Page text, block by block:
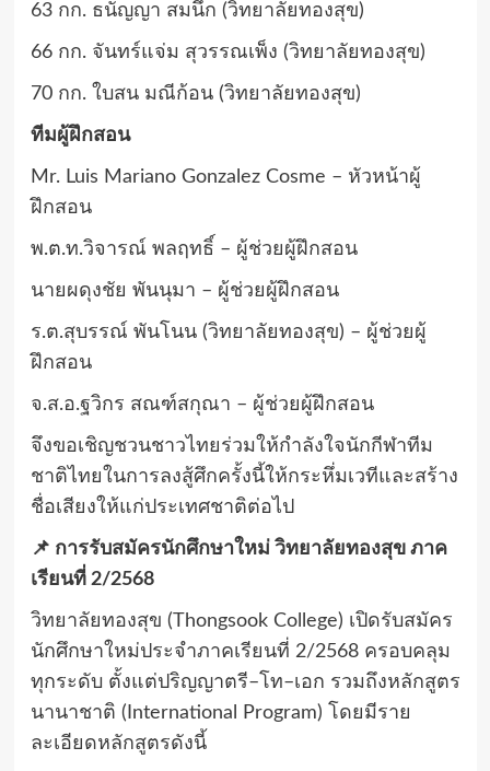
63 กก. ธนัญญา สมนึก (วิทยาลัยทองสุข)
66 กก. จันทร์แจ่ม สุวรรณเพ็ง (วิทยาลัยทองสุข)
70 กก. ใบสน มณีก้อน (วิทยาลัยทองสุข)
ทีมผู้ฝึกสอน
Mr. Luis Mariano Gonzalez Cosme – หัวหน้าผู้
ฝึกสอน
พ.ต.ท.วิจารณ์ พลฤทธิ์ – ผู้ช่วยผู้ฝึกสอน
นายผดุงชัย พันนุมา – ผู้ช่วยผู้ฝึกสอน
ร.ต.สุบรรณ์ พันโนน (วิทยาลัยทองสุข) – ผู้ช่วยผู้
ฝึกสอน
จ.ส.อ.ฐวิกร สณฑ์สกุณา – ผู้ช่วยผู้ฝึกสอน
จึงขอเชิญชวนชาวไทยร่วมให้กำลังใจนักกีฬาทีม
ชาติไทยในการลงสู้ศึกครั้งนี้ให้กระหึ่มเวทีและสร้าง
ชื่อเสียงให้แก่ประเทศชาติต่อไป
📌 การรับสมัครนักศึกษาใหม่ วิทยาลัยทองสุข ภาค
เรียนที่ 2/2568
วิทยาลัยทองสุข (Thongsook College) เปิดรับสมัคร
นักศึกษาใหม่ประจำภาคเรียนที่ 2/2568 ครอบคลุม
ทุกระดับ ตั้งแต่ปริญญาตรี–โท–เอก รวมถึงหลักสูตร
นานาชาติ (International Program) โดยมีราย
ละเอียดหลักสูตรดังนี้